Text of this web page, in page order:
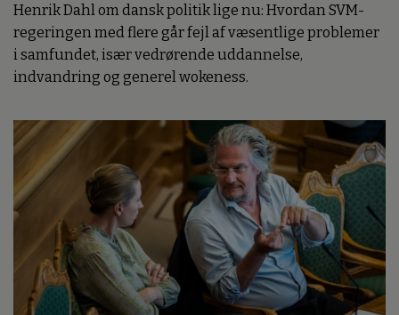
Henrik Dahl om dansk politik lige nu: Hvordan SVM-
regeringen med flere går fejl af væsentlige problemer
i samfundet, især vedrørende uddannelse,
indvandring og generel wokeness.